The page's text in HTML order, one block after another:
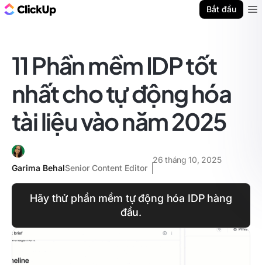
Bắt đầu
11 Phần mềm IDP tốt
nhất cho tự động hóa
tài liệu vào năm 2025
Garima BehalSenior Content Editor
26 tháng 10, 2025
Hãy thử phần mềm tự động hóa IDP hàng
đầu.